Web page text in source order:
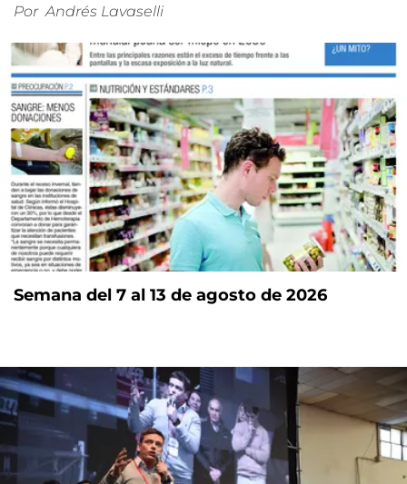
Por Andrés Lavaselli
Semana del 7 al 13 de agosto de 2026